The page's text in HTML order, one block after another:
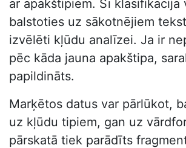
ar apakštipiem. Šī klasifikācija
balstoties uz sākotnējiem
izvēlēti kļūdu analīzei. Ja ir
pēc kāda jauna apakštipa,
papildināts.
Marķētos datus var pārlūkot,
uz kļūdu tipiem, gan uz
pārskatā tiek parādīts